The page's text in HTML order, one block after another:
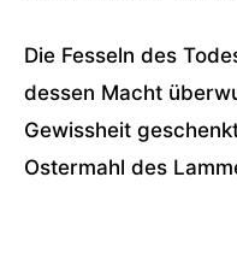
Die Fesseln des
dessen Macht
Gewissheit
Ostermahl des